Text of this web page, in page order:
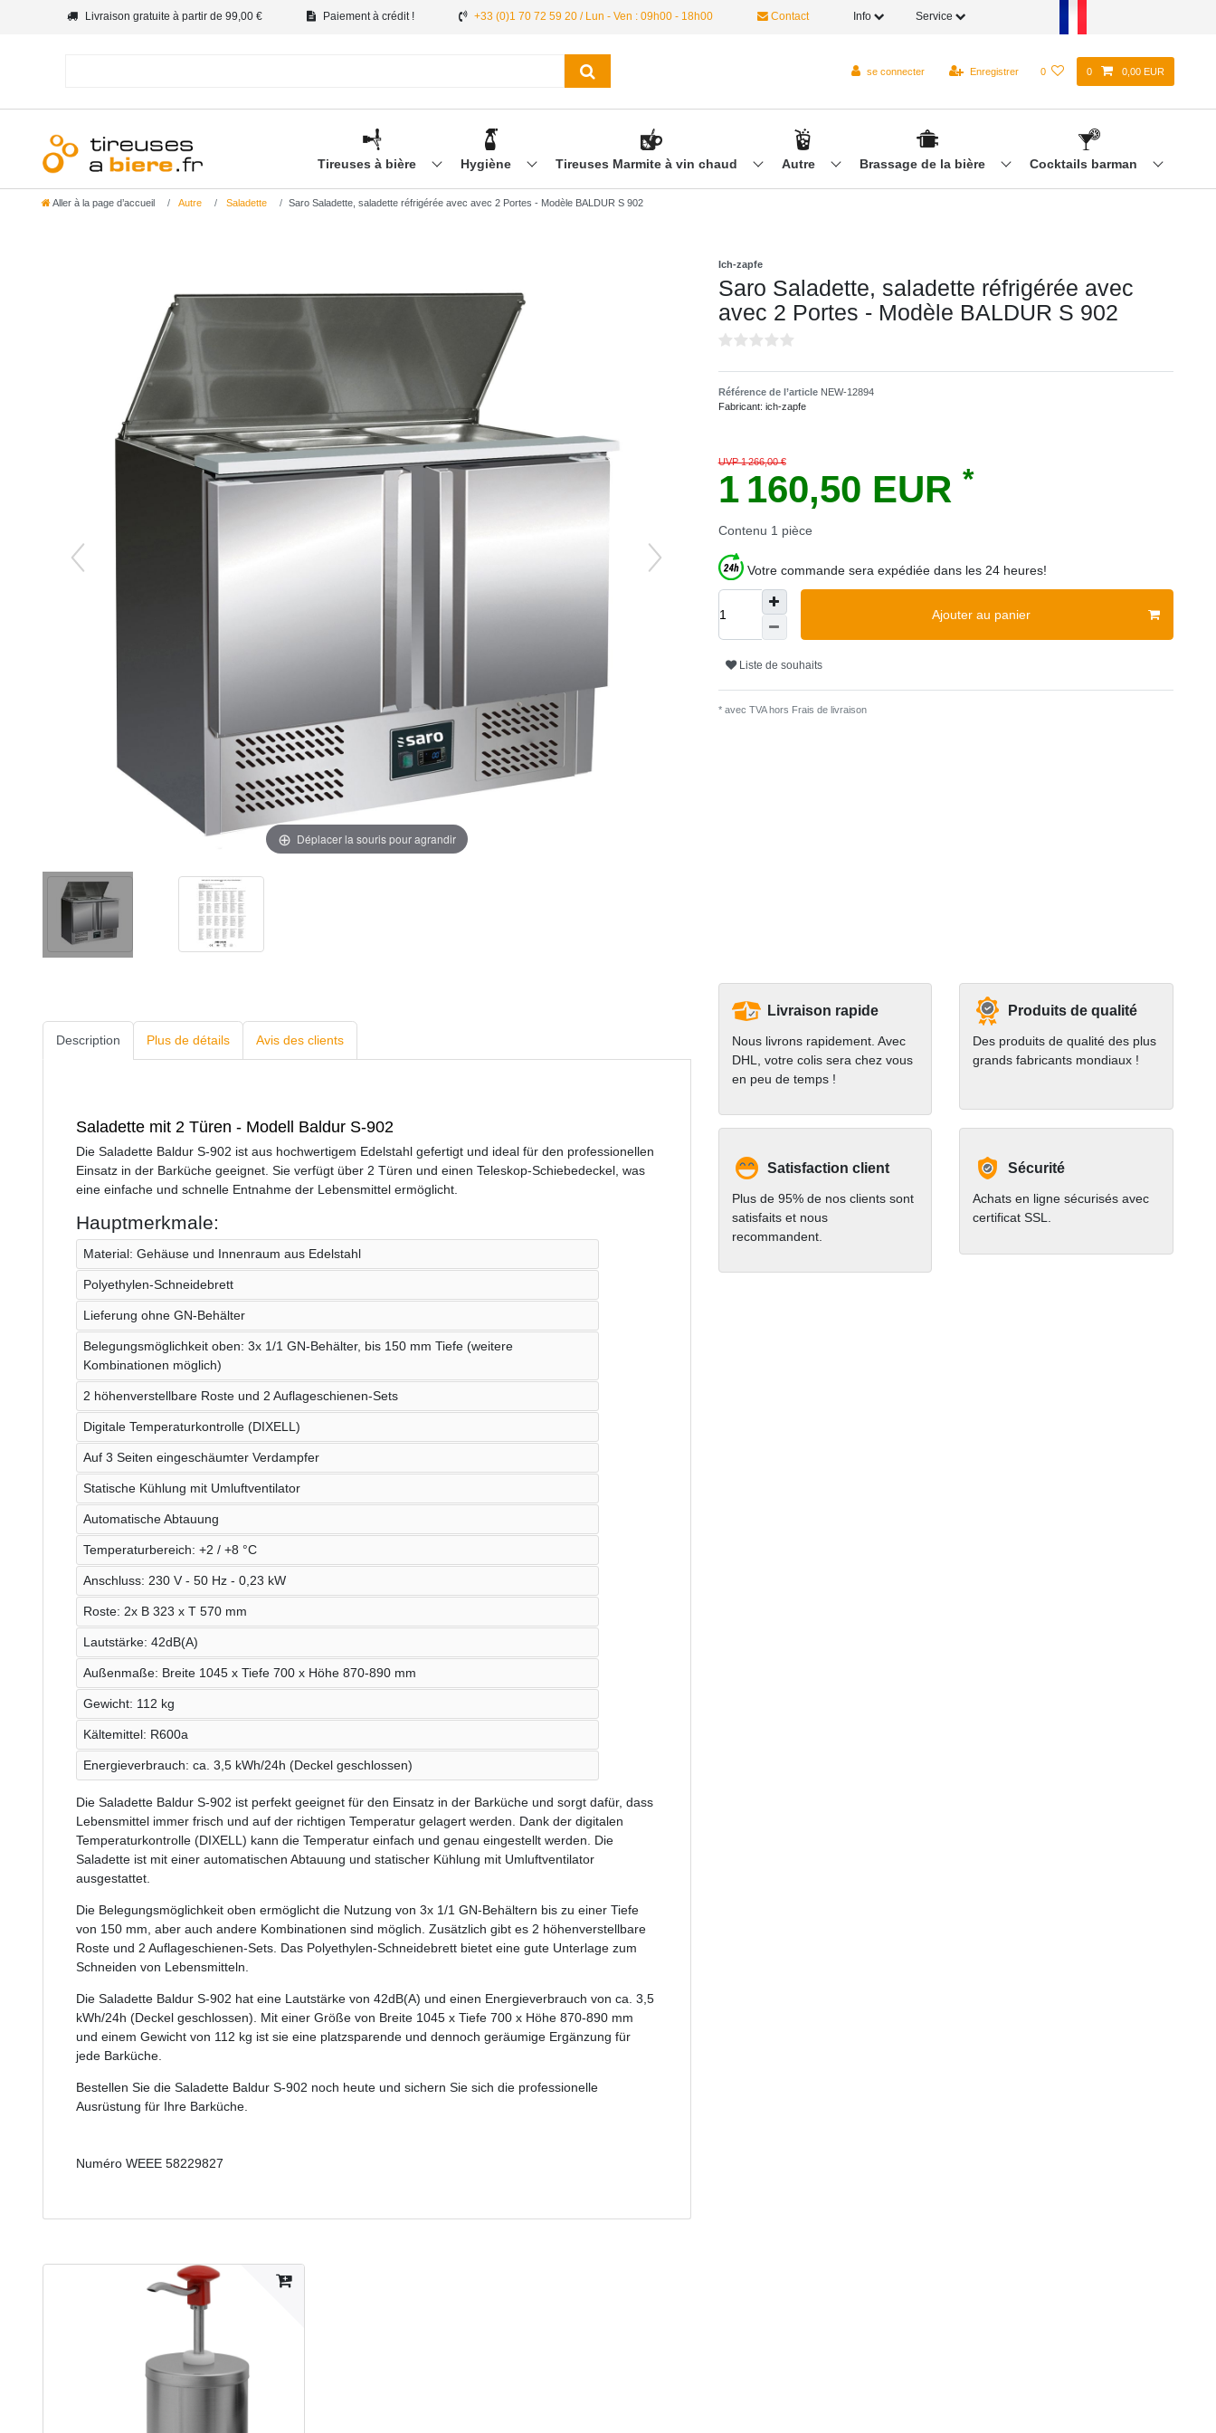
Livraison gratuite à partir de 99,00 € Paiement à crédit ! +33 (0)1 70 72 59 20 / Lun - Ven : 09h00 - 18h00 Contact Info Service
se connecter Enregistrer 0 0 0,00 EUR
Tireuses à bière Hygiène Tireuses Marmite à vin chaud Autre Brassage de la bière Cocktails barman
Aller à la page d’accueil Autre Saladette Saro Saladette, saladette réfrigérée avec avec 2 Portes - Modèle BALDUR S 902
Déplacer la souris pour agrandir
Ich-zapfe
Saro Saladette, saladette réfrigérée avec
avec 2 Portes - Modèle BALDUR S 902
Référence de l’article NEW-12894
Fabricant: ich-zapfe
UVP 1 266,00 €
1 160,50 EUR *
Contenu 1 pièce
Votre commande sera expédiée dans les 24 heures!
Ajouter au panier
Liste de souhaits
* avec TVA hors Frais de livraison
Description Plus de détails Avis des clients
Saladette mit 2 Türen - Modell Baldur S-902
Die Saladette Baldur S-902 ist aus hochwertigem Edelstahl gefertigt und ideal für den professionellen
Einsatz in der Barküche geeignet. Sie verfügt über 2 Türen und einen Teleskop-Schiebedeckel, was
eine einfache und schnelle Entnahme der Lebensmittel ermöglicht.
Hauptmerkmale:
Material: Gehäuse und Innenraum aus Edelstahl
Polyethylen-Schneidebrett
Lieferung ohne GN-Behälter
Belegungsmöglichkeit oben: 3x 1/1 GN-Behälter, bis 150 mm Tiefe (weitere
Kombinationen möglich)
2 höhenverstellbare Roste und 2 Auflageschienen-Sets
Digitale Temperaturkontrolle (DIXELL)
Auf 3 Seiten eingeschäumter Verdampfer
Statische Kühlung mit Umluftventilator
Automatische Abtauung
Temperaturbereich: +2 / +8 °C
Anschluss: 230 V - 50 Hz - 0,23 kW
Roste: 2x B 323 x T 570 mm
Lautstärke: 42dB(A)
Außenmaße: Breite 1045 x Tiefe 700 x Höhe 870-890 mm
Gewicht: 112 kg
Kältemittel: R600a
Energieverbrauch: ca. 3,5 kWh/24h (Deckel geschlossen)
Die Saladette Baldur S-902 ist perfekt geeignet für den Einsatz in der Barküche und sorgt dafür, dass
Lebensmittel immer frisch und auf der richtigen Temperatur gelagert werden. Dank der digitalen
Temperaturkontrolle (DIXELL) kann die Temperatur einfach und genau eingestellt werden. Die
Saladette ist mit einer automatischen Abtauung und statischer Kühlung mit Umluftventilator
ausgestattet.
Die Belegungsmöglichkeit oben ermöglicht die Nutzung von 3x 1/1 GN-Behältern bis zu einer Tiefe
von 150 mm, aber auch andere Kombinationen sind möglich. Zusätzlich gibt es 2 höhenverstellbare
Roste und 2 Auflageschienen-Sets. Das Polyethylen-Schneidebrett bietet eine gute Unterlage zum
Schneiden von Lebensmitteln.
Die Saladette Baldur S-902 hat eine Lautstärke von 42dB(A) und einen Energieverbrauch von ca. 3,5
kWh/24h (Deckel geschlossen). Mit einer Größe von Breite 1045 x Tiefe 700 x Höhe 870-890 mm
und einem Gewicht von 112 kg ist sie eine platzsparende und dennoch geräumige Ergänzung für
jede Barküche.
Bestellen Sie die Saladette Baldur S-902 noch heute und sichern Sie sich die professionelle
Ausrüstung für Ihre Barküche.
Numéro WEEE 58229827
Livraison rapide
Nous livrons rapidement. Avec
DHL, votre colis sera chez vous
en peu de temps !
Produits de qualité
Des produits de qualité des plus
grands fabricants mondiaux !
Satisfaction client
Plus de 95% de nos clients sont
satisfaits et nous
recommandent.
Sécurité
Achats en ligne sécurisés avec
certificat SSL.